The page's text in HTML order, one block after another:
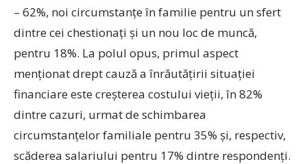
– 62%, noi circumstanțe în familie pentru un sfert
dintre cei chestionați și un nou loc de muncă,
pentru 18%. La polul opus, primul aspect
menționat drept cauză a înrăutățirii situaţiei
financiare este creșterea costului vieții, în 82%
dintre cazuri, urmat de schimbarea
circumstanțelor familiale pentru 35% și, respectiv,
scăderea salariului pentru 17% dintre respondenți.